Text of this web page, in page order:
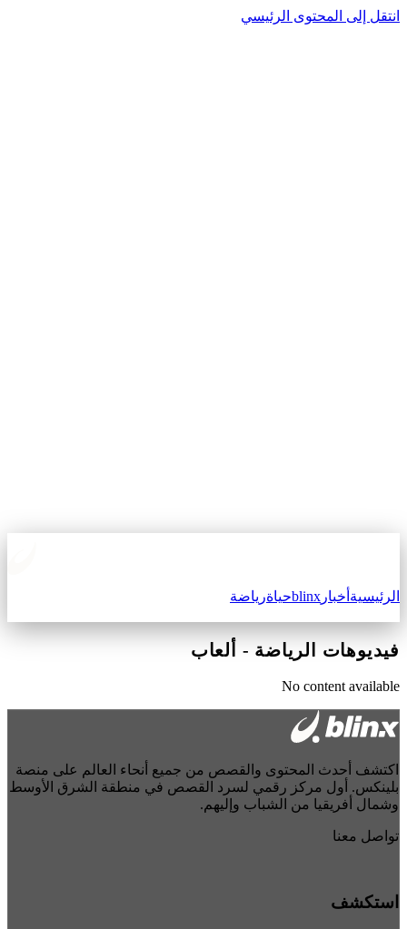
انتقل إلى المحتوى الرئيسي
الرئيسية أخبار blinxحياةرياضة
فيديوهات الرياضة - ألعاب
No content available
اكتشف أحدث المحتوى والقصص من جميع أنحاء العالم على منصة
بلينكس. أول مركز رقمي لسرد القصص في منطقة الشرق الأوسط
وشمال أفريقيا من الشباب وإليهم.
تواصل معنا
استكشف